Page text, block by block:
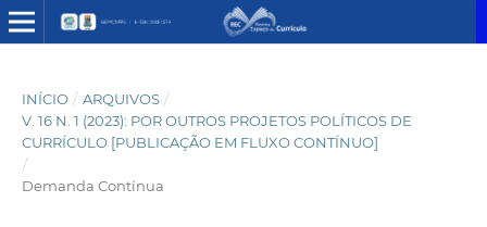
INÍCIO / ARQUIVOS /
V. 16 N. 1 (2023): POR OUTROS PROJETOS POLÍTICOS DE
CURRÍCULO [PUBLICAÇÃO EM FLUXO CONTÍNUO]
/
Demanda Contínua